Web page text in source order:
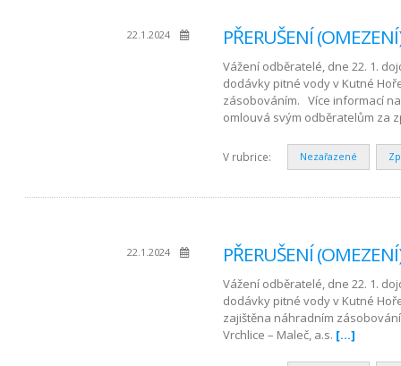
22.1.2024 PŘERUŠENÍ
Vážení odběratelé, dne 22. 1.
dodávky pitné vody v Kutné
zásobováním. Více informací
omlouvá svým odběratelům za
V rubrice: Nezařazené
22.1.2024 PŘERUŠENÍ
Vážení odběratelé, dne 22. 1.
dodávky pitné vody v Kutné
zajištěna náhradním
Vrchlice – Maleč, a.s. […]